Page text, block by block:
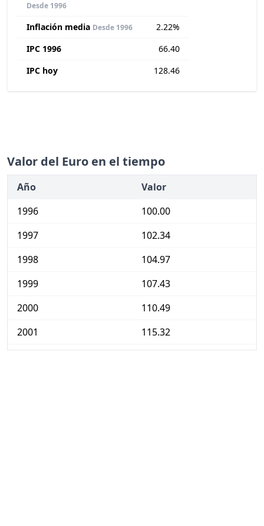
Desde 1996
Inflación media Desde 1996
2.22%
IPC 1996
66.40
IPC hoy
128.46
Valor del Euro en el tiempo
Año
Valor
1996
100.00
1997
102.34
1998
104.97
1999
107.43
2000
110.49
2001
115.32